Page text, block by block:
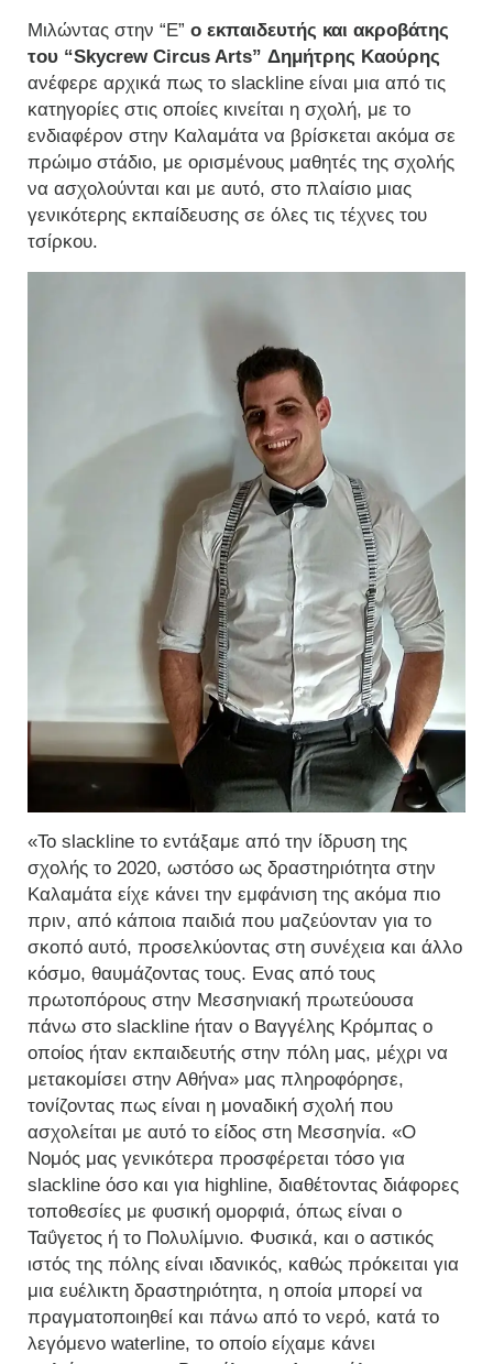
Μιλώντας στην “Ε” ο εκπαιδευτής και ακροβάτης
του “Skycrew Circus Arts” Δημήτρης Καούρης
ανέφερε αρχικά πως το slackline είναι μια από τις
κατηγορίες στις οποίες κινείται η σχολή, με το
ενδιαφέρον στην Καλαμάτα να βρίσκεται ακόμα σε
πρώιμο στάδιο, με ορισμένους μαθητές της σχολής
να ασχολούνται και με αυτό, στο πλαίσιο μιας
γενικότερης εκπαίδευσης σε όλες τις τέχνες του
τσίρκου.
«Το slackline το εντάξαμε από την ίδρυση της
σχολής το 2020, ωστόσο ως δραστηριότητα στην
Καλαμάτα είχε κάνει την εμφάνιση της ακόμα πιο
πριν, από κάποια παιδιά που μαζεύονταν για το
σκοπό αυτό, προσελκύοντας στη συνέχεια και άλλο
κόσμο, θαυμάζοντας τους. Ενας από τους
πρωτοπόρους στην Μεσσηνιακή πρωτεύουσα
πάνω στο slackline ήταν ο Βαγγέλης Κρόμπας ο
οποίος ήταν εκπαιδευτής στην πόλη μας, μέχρι να
μετακομίσει στην Αθήνα» μας πληροφόρησε,
τονίζοντας πως είναι η μοναδική σχολή που
ασχολείται με αυτό το είδος στη Μεσσηνία. «Ο
Νομός μας γενικότερα προσφέρεται τόσο για
slackline όσο και για highline, διαθέτοντας διάφορες
τοποθεσίες με φυσική ομορφιά, όπως είναι ο
Ταΰγετος ή το Πολυλίμνιο. Φυσικά, και ο αστικός
ιστός της πόλης είναι ιδανικός, καθώς πρόκειται για
μια ευέλικτη δραστηριότητα, η οποία μπορεί να
πραγματοποιηθεί και πάνω από το νερό, κατά το
λεγόμενο waterline, το οποίο είχαμε κάνει